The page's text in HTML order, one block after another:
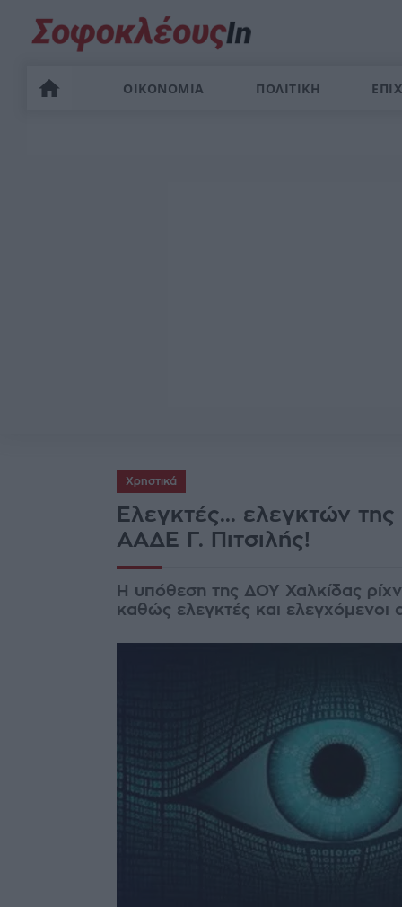
ΟΙΚΟΝΟΜΙΑ ΠΟΛΙΤΙΚΗ
Χρηστικά
Ελεγκτές... ελεγκτών της
ΑΑΔΕ Γ. Πιτσιλής!
Η υπόθεση της ΔΟΥ Χαλκίδας
καθώς ελεγκτές και ελεγχόμενοι